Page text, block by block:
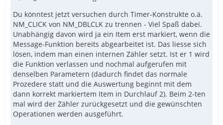
Du könntest jetzt versuchen durch Timer-Konstrukte o.ä.
NM_CLICK von NM_DBLCLK zu trennen - Viel Spaß dabei.
Unabhängig davon wird ja ein Item erst markiert, wenn die
Message-Funktion bereits abgearbeitet ist. Das liesse sich
lösen, indem man einen internen Zähler setzt. Ist er 1 wird
die Funktion verlassen und nochmal aufgerufen mit
denselben Parametern (dadurch findet das normale
Prozedere statt und die Auswertung beginnt mit dem
dann korrekt markiertem Item in Durchlauf 2). Beim 2-ten
mal wird der Zähler zurückgesetzt und die gewünschten
Operationen werden ausgeführt.